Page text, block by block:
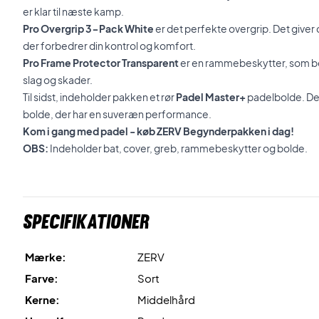
er klar til næste kamp.
Pro Overgrip 3-Pack Whiteer det perfekte overgrip. Det
der forbedrer din kontrol og komfort.
Pro Frame Protector Transparenter en rammebeskytter, som
slag og skader.
Til sidst, indeholder pakken et rørPadel Master+padelbolde.
bolde, der har en suveræn performance.
Kom i gang med padel - køb ZERV Begynderpakken i dag!
OBS: Indeholder bat, cover, greb, rammebeskytter og bolde.
Specifikationer
Mærke:
ZERV
Farve:
Sort
Kerne:
Middelhård